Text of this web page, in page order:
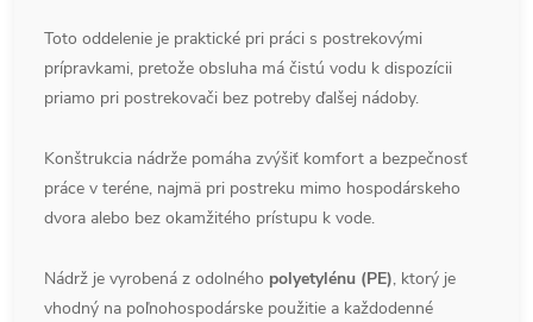
Toto oddelenie je praktické pri práci s postrekovými
prípravkami, pretože obsluha má čistú vodu k dispozícii
priamo pri postrekovači bez potreby ďalšej nádoby.
Konštrukcia nádrže pomáha zvýšiť komfort a bezpečnosť
práce v teréne, najmä pri postreku mimo hospodárskeho
dvora alebo bez okamžitého prístupu k vode.
Nádrž je vyrobená z odolného polyetylénu (PE), ktorý je
vhodný na poľnohospodárske použitie a každodenné